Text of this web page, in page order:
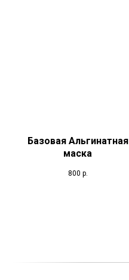
Базовая Альгинатная
маска
800 р.